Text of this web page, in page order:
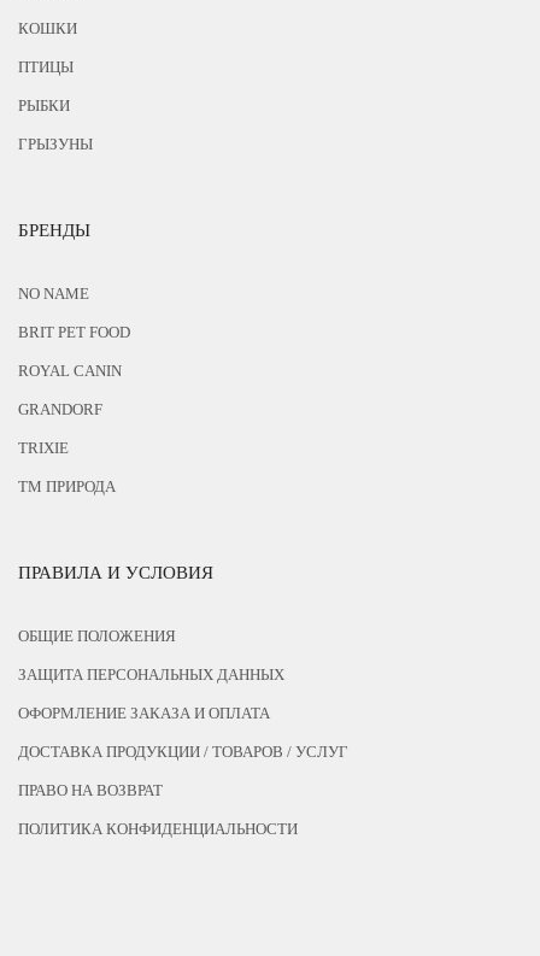
КОШКИ
ПТИЦЫ
РЫБКИ
ГРЫЗУНЫ
БРЕНДЫ
NO NAME
BRIT PET FOOD
ROYAL CANIN
GRANDORF
TRIXIE
ТМ ПРИРОДА
ПРАВИЛА И УСЛОВИЯ
ОБЩИЕ ПОЛОЖЕНИЯ
ЗАЩИТА ПЕРСОНАЛЬНЫХ ДАННЫХ
ОФОРМЛЕНИЕ ЗАКАЗА И ОПЛАТА
ДОСТАВКА ПРОДУКЦИИ / ТОВАРОВ / УСЛУГ
ПРАВО НА ВОЗВРАТ
ПОЛИТИКА КОНФИДЕНЦИАЛЬНОСТИ